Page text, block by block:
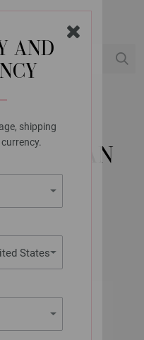
AND
shipping
States
GERMAN